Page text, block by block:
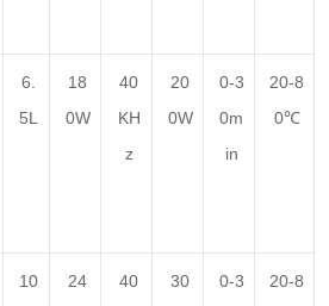
6.
5L
18
0W
40
KH
z
20
0W
0-3
0m
in
20-8
0℃
10
24
40
30
0-3
20-8